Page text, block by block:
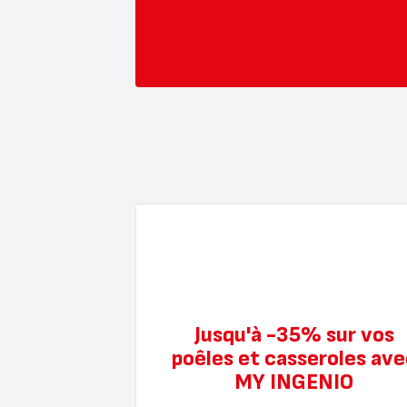
Jusqu'à -35% sur vos
poêles et casseroles
MY INGENIO